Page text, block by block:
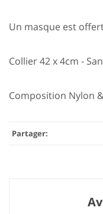
Un masque est
Collier 42 x 4cm -
Composition Nylon
Partager: